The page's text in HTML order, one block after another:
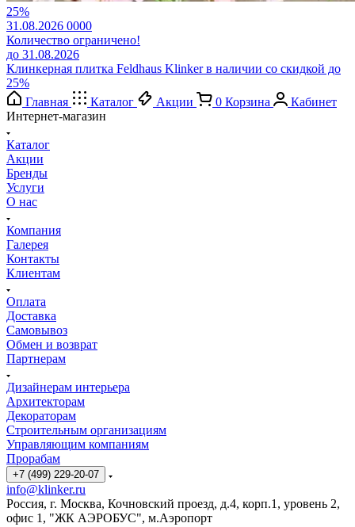
25%
31.08.2026 0000
Количество ограничено!
до 31.08.2026
Клинкерная плитка Feldhaus Klinker в наличии со скидкой до
25%
Главная
Каталог Акции 0 Корзина
Кабинет
Интернет-магазин
Каталог
Акции
Бренды
Услуги
О нас
Компания
Галерея
Контакты
Клиентам
Оплата
Доставка
Самовывоз
Обмен и возврат
Партнерам
Дизайнерам интерьера
Архитекторам
Декораторам
Строительным организациям
Управляющим компаниям
Прорабам
+7 (499) 229-20-07
info@klinker.ru
Россия, г. Москва, Кочновский проезд, д.4, корп.1, уровень 2,
офис 1, "ЖК АЭРОБУС", м.Аэропорт